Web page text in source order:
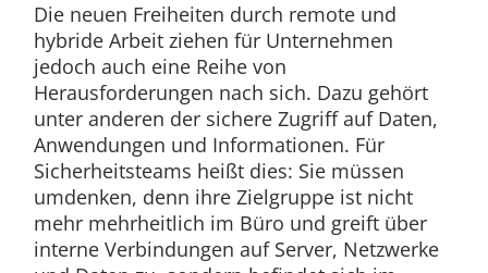
Die neuen Freiheiten durch remote und
hybride Arbeit ziehen für Unternehmen
jedoch auch eine Reihe von
Herausforderungen nach sich. Dazu gehört
unter anderen der sichere Zugriff auf Daten,
Anwendungen und Informationen. Für
Sicherheitsteams heißt dies: Sie müssen
umdenken, denn ihre Zielgruppe ist nicht
mehr mehrheitlich im Büro und greift über
interne Verbindungen auf Server, Netzwerke